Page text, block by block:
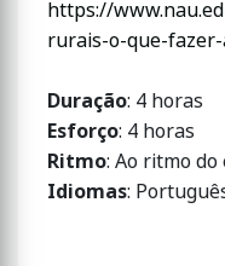
https://
rurais-o-que-
Duração: 4 horas
Esforço: 4 horas
Ritmo: Ao ritmo
Idiomas: